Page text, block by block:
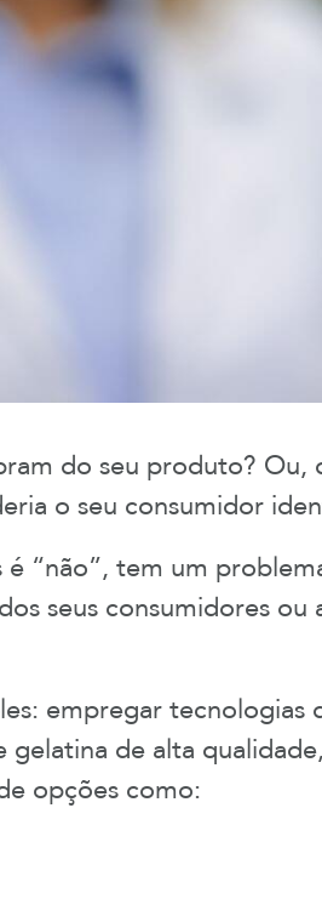
do seu produto?
o seu consumidor
é “não”, tem um
seus consumidores
empregar
gelatina de alta
opções como: